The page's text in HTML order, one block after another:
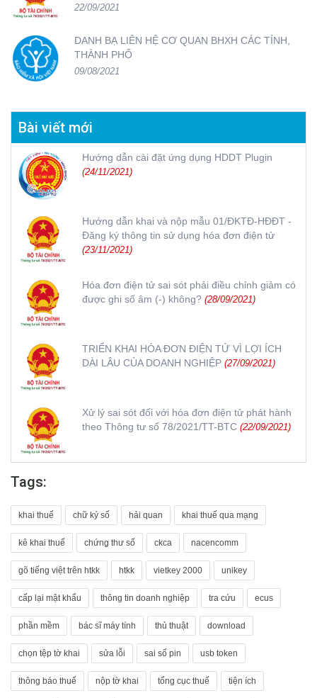
22/09/2021
DANH BẠ LIÊN HỆ CƠ QUAN BHXH CÁC TỈNH,
THÀNH PHỐ
09/08/2021
Bài viết mới
Hướng dẫn cài đặt ứng dụng HDDT Plugin
(24/11/2021)
Hướng dẫn khai và nộp mẫu 01/ĐKTĐ-HĐĐT -
Đăng ký thông tin sử dụng hóa đơn điện tử
(23/11/2021)
Hóa đơn điện tử sai sót phải điều chỉnh giảm có
được ghi số âm (-) không? (28/09/2021)
TRIỂN KHAI HÓA ĐƠN ĐIỆN TỬ VÌ LỢI ÍCH
DÀI LÂU CỦA DOANH NGHIỆP (27/09/2021)
Xử lý sai sót đối với hóa đơn điện tử phát hành
theo Thông tư số 78/2021/TT-BTC (22/09/2021)
Tags:
khai thuế chữ ký số hải quan khai thuế qua mạng
kê khai thuế chứng thư số ckca nacencomm
gõ tiếng việt trên htkk htkk vietkey 2000 unikey
cấp lại mật khẩu thông tin doanh nghiệp tra cứu ecus
phần mềm bác sĩ máy tính thủ thuật download
chọn tệp tờ khai sửa lỗi sai số pin usb token
thông báo thuế nộp tờ khai tổng cục thuế tiện ích